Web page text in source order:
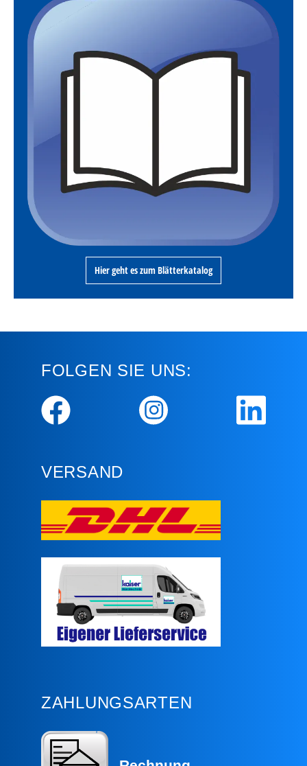
Hier geht es zum Blätterkatalog
FOLGEN SIE UNS:
VERSAND
ZAHLUNGSARTEN